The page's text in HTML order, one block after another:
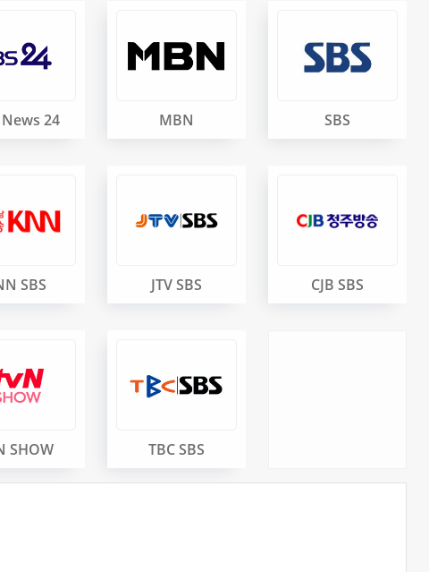
News 24 MBN SBS
SBS JTV SBS CJB SBS
SHOW TBC SBS